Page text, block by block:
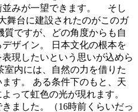
並みが一望できます。 そし
舞台に建設されたのがこのガ
質ですが、どの角度からも自
ザイン。 日本文化の根本を
現したいという思いが込めら
内には、自然の力を借りた
ます。 ある条件下のもと、天
って虹色の光が現れます。
ました。（16時前くらいだっ